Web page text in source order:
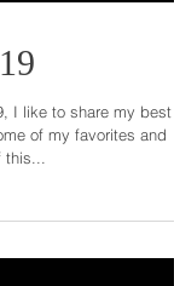
I like to share my best
of my favorites and